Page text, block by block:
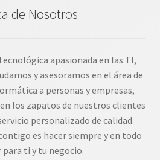
de Nosotros
apasionada en las TI,
y asesoramos en el área de
a personas y empresas,
los zapatos de nuestros clientes
personalizado de calidad.
es hacer siempre y en todo
ti y tu negocio.